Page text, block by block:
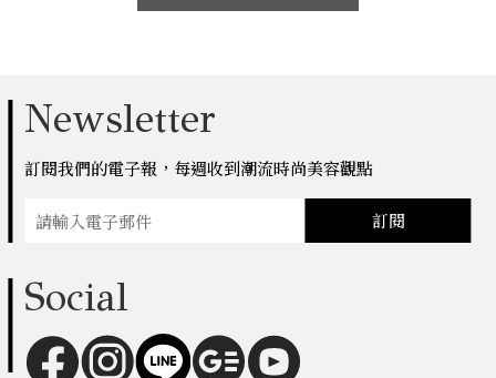
Newsletter
訂閱我們的電子報，每週收到潮流時尚美容觀點
訂閱
Social